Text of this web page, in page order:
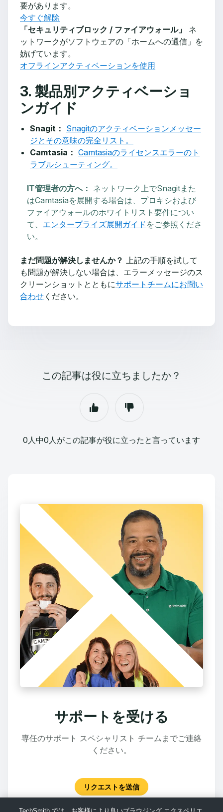
要があります。
今すぐ解除
「セキュリティブロック / ファイアウォール」
ネ
ットワークがソフトウェアの「ホームへの通信」を
妨げています。
オフラインアクティベーションを使用
3. 製品別アクティベーショ
ンガイド
Snagit： Snagitのアクティベーションメッセー
ジとその意味の完全リスト。
Camtasia： Camtasiaのライセンスエラーのト
ラブルシューティング。
IT管理者の方へ： ネットワーク上でSnagitまた
はCamtasiaを展開する場合は、プロキシおよび
ファイアウォールのホワイトリスト要件につい
て、 エンタープライズ展開ガイド をご参照くださ
い。
まだ問題が解決しませんか？ 上記の手順を試して
も問題が解決しない場合は、エラーメッセージのス
クリーンショットとともにサポートチームにお問い
合わせ ください。
この記事は役に立ちましたか？
0人中0人がこの記事が役に立ったと言っています
サポートを受ける
専任のサポート スペシャリスト チームまでご連絡
ください。
リクエストを送信